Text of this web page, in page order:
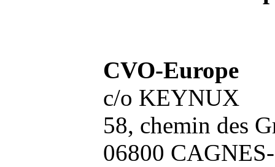
CVO-Europe
c/o KEYNUX
58, chemin des
06800